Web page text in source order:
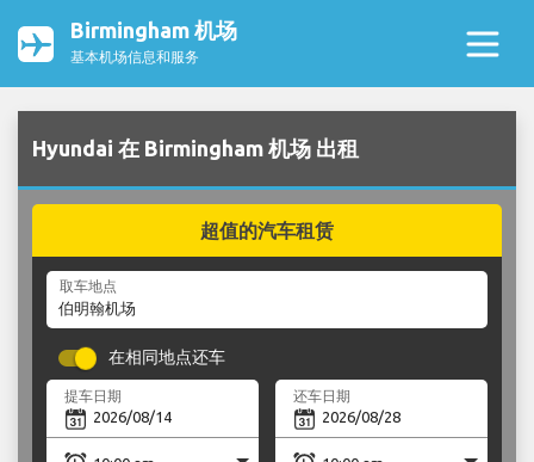
Birmingham 机场
基本机场信息和服务
Hyundai 在 Birmingham 机场 出租
超值的汽车租赁
取车地点
在相同地点还车
提车日期 还车日期